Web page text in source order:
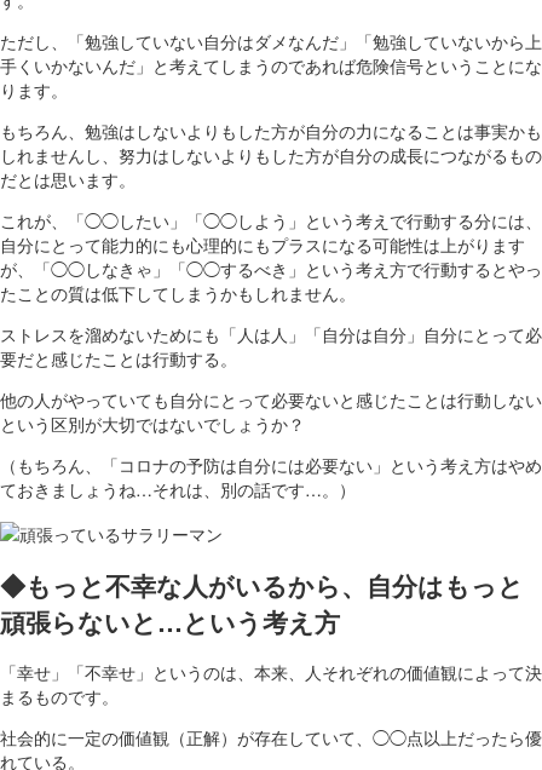
ただし、「勉強していない自分はダメなんだ」「勉強していないから上
手くいかないんだ」と考えてしまうのであれば危険信号ということにな
ります。
もちろん、勉強はしないよりもした方が自分の力になることは事実かも
しれませんし、努力はしないよりもした方が自分の成長につながるもの
だとは思います。
これが、「◯◯したい」「◯◯しよう」という考えで行動する分には、
自分にとって能力的にも心理的にもプラスになる可能性は上がります
が、「◯◯しなきゃ」「◯◯するべき」という考え方で行動するとやっ
たことの質は低下してしまうかもしれません。
ストレスを溜めないためにも「人は人」「自分は自分」自分にとって必
要だと感じたことは行動する。
他の人がやっていても自分にとって必要ないと感じたことは行動しない
という区別が大切ではないでしょうか？
（もちろん、「コロナの予防は自分には必要ない」という考え方はやめ
ておきましょうね…それは、別の話です…。）
◆もっと不幸な人がいるから、自分はもっと
頑張らないと…という考え方
「幸せ」「不幸せ」というのは、本来、人それぞれの価値観によって決
まるものです。
社会的に一定の価値観（正解）が存在していて、◯◯点以上だったら優
れている。